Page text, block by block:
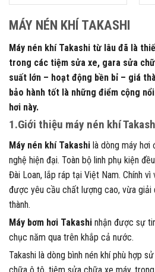
MÁY NÉN KHÍ TAKASHI
Máy nén khí Takashi từ lâu đã là
trong các tiệm sửa xe, gara sửa
suất lớn – hoạt động bền bỉ – giá
bảo hành tốt là những điểm cộng
hơi này.
1.Giới thiệu máy nén khí
Máy nén khí Takashi là dòng máy hơi
nghệ hiện đại. Toàn bộ linh phụ kiện
Đài Loan, lắp ráp tại Việt Nam. Chính
được yêu cầu chất lượng cao, vừa
thành.
Máy bơm hơi Takashi nhận được sự
chục năm qua trên khắp cả nước.
Takashi là dòng bình nén khí phù hợp